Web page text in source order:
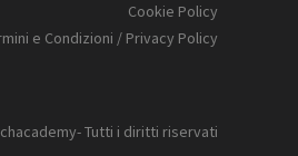
Cookie Policy
e Condizioni / Privacy Policy
Tutti i diritti riservati